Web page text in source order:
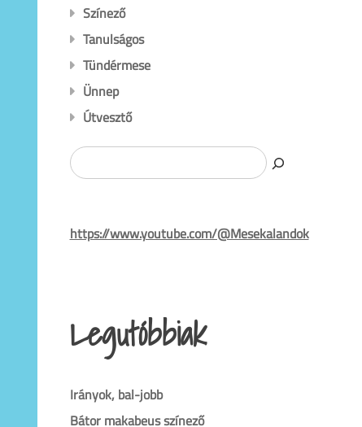
Színező
Tanulságos
Tündérmese
Ünnep
Útvesztő
Search
https://www.youtube.com/@Mesekalandok
Legutóbbiak
Irányok, bal-jobb
Bátor makabeus színező